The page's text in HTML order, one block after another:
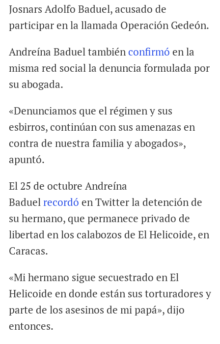
Josnars Adolfo Baduel, acusado de
participar en la llamada Operación Gedeón.
Andreína Baduel tambiénconfirmó en la
misma red social la denuncia formulada por
su abogada.
«Denunciamos que el régimen y sus
esbirros, continúan con sus amenazas en
contra de nuestra familia y abogados»,
apuntó.
El 25 de octubre Andreína
Baduelrecordó en Twitter la detención de
su hermano, que permanece privado de
libertad en los calabozos de El Helicoide, en
Caracas.
«Mi hermano sigue secuestrado en El
Helicoide en donde están sus torturadores y
parte de los asesinos de mi papá», dijo
entonces.